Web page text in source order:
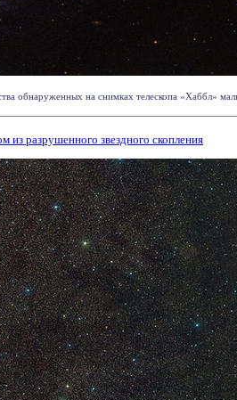
обнаруженных на снимках телескопа «Хаббл»
из разрушенного звездного скопления